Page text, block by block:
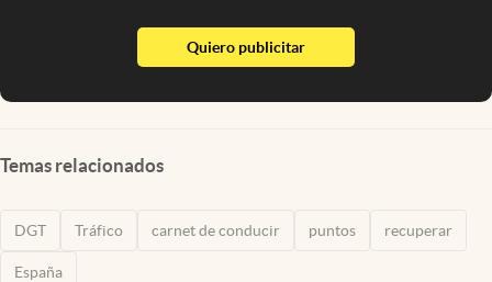
Quiero publicitarabre en nueva pestaña
Temas relacionados
DGT Tráfico carnet de conducir puntos recuperar
España